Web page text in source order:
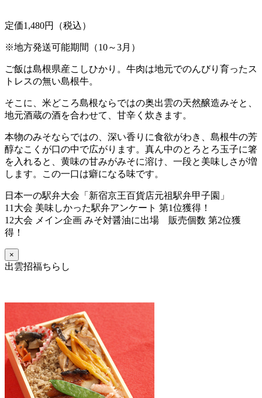
定価1,480円（税込）
※地方発送可能期間（10～3月）
ご飯は島根県産こしひかり。牛肉は地元でのんびり育ったス
トレスの無い島根牛。
そこに、米どころ島根ならではの奥出雲の天然醸造みそと、
地元酒蔵の酒を合わせて、甘辛く炊きます。
本物のみそならではの、深い香りに食欲がわき、島根牛の芳
醇なこくが口の中で広がります。真ん中のとろとろ玉子に箸
を入れると、黄味の甘みがみそに溶け、一段と美味しさが増
します。この一口は癖になる味です。
日本一の駅弁大会「新宿京王百貨店元祖駅弁甲子園」
11大会 美味しかった駅弁アンケート 第1位獲得！
12大会 メイン企画 みそ対醤油に出場 販売個数 第2位獲
得！
×
出雲招福ちらし